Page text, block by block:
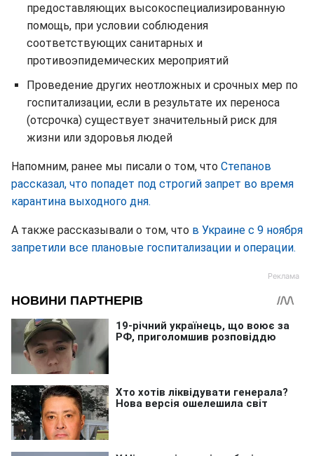
предоставляющих высокоспециализированную
помощь, при условии соблюдения
соответствующих санитарных и
противоэпидемических мероприятий
Проведение других неотложных и срочных мер по
госпитализации, если в результате их переноса
(отсрочка) существует значительный риск для
жизни или здоровья людей
Напомним, ранее мы писали о том, что Степанов
рассказал, что попадет под строгий запрет во время
карантина выходного дня.
А также рассказывали о том, что в Украине с 9 ноября
запретили все плановые госпитализации и операции.